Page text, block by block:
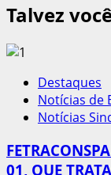
Talvez
Destaques
Notícias de
Notícias
01, QUE